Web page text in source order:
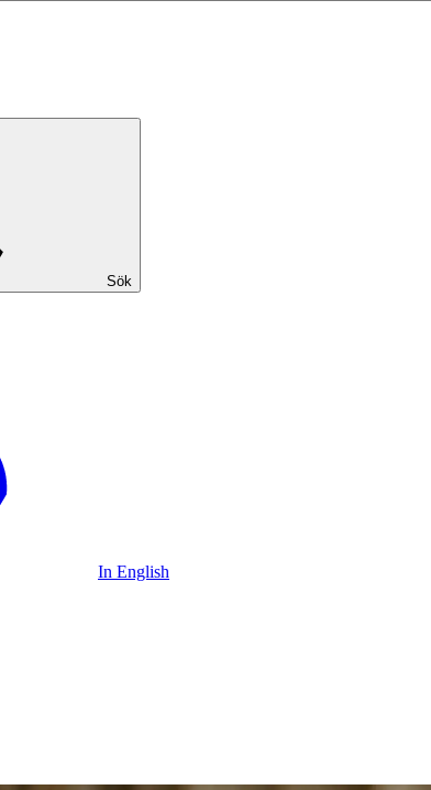
Sök
In English